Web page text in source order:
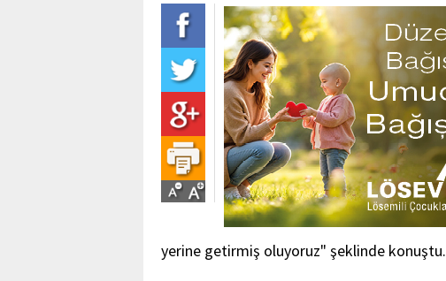
yerine getirmiş oluyoruz" şeklinde konuştu.